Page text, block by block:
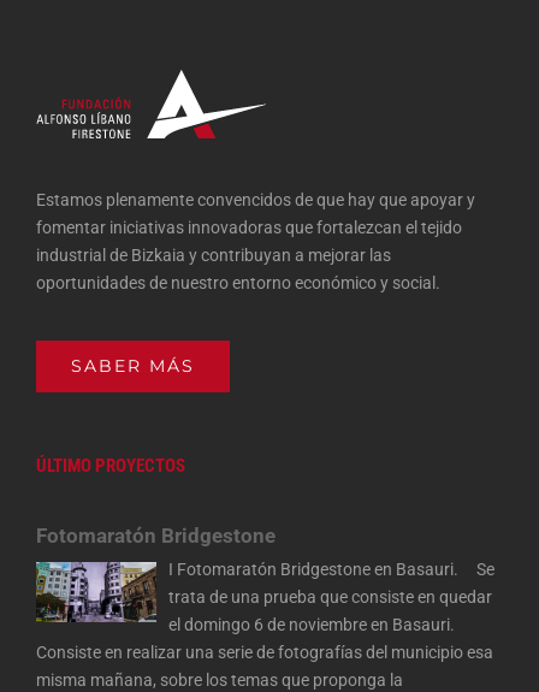
Estamos plenamente convencidos de que hay que apoyar y
fomentar iniciativas innovadoras que fortalezcan el tejido
industrial de Bizkaia y contribuyan a mejorar las
oportunidades de nuestro entorno económico y social.
SABER MÁS
ÚLTIMO PROYECTOS
Fotomaratón Bridgestone
I Fotomaratón Bridgestone en Basauri. Se
trata de una prueba que consiste en quedar
el domingo 6 de noviembre en Basauri.
Consiste en realizar una serie de fotografías del municipio esa
misma mañana, sobre los temas que proponga la